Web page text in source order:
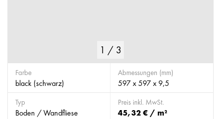
1 / 3
Farbe
black (schwarz)
Abmessungen (mm)
597 x 597 x 9,5
Typ
Boden / Wandfliese
Preis inkl. MwSt.
45,32 € / m²